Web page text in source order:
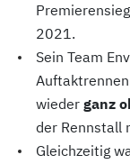
2021.
Sein Team
wieder ganz
der Rennstall
Gleichzeitig